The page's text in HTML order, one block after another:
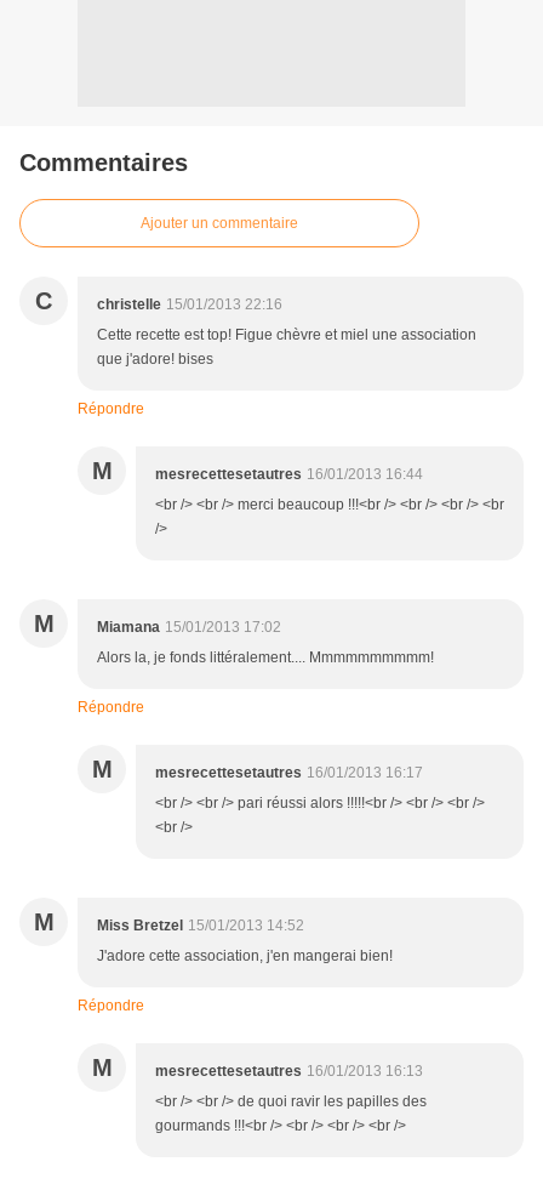
Commentaires
Ajouter un commentaire
C christelle 15/01/2013 22:16
Cette recette est top! Figue chèvre et miel une association
que j'adore! bises
Répondre
M mesrecettesetautres 16/01/2013 16:44
<br /> <br /> merci beaucoup !!!<br /> <br /> <br /> <br
/>
M Miamana 15/01/2013 17:02
Alors la, je fonds littéralement.... Mmmmmmmmmm!
Répondre
M mesrecettesetautres 16/01/2013 16:17
<br /> <br /> pari réussi alors !!!!!<br /> <br /> <br />
<br />
M Miss Bretzel 15/01/2013 14:52
J'adore cette association, j'en mangerai bien!
Répondre
M mesrecettesetautres 16/01/2013 16:13
<br /> <br /> de quoi ravir les papilles des
gourmands !!!<br /> <br /> <br /> <br />